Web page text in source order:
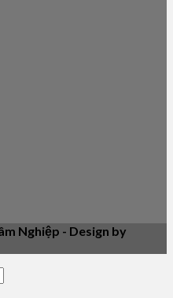
Nghiệp - Design by